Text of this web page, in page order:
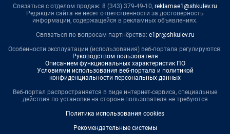
Связаться с отделом продаж: 8 (343) 379-49-10, reklamae1@shkulev.ru
Редакция сайта не несет ответственности за достоверность
информации, содержащейся в рекламных объявлениях.
Связаться по вопросам партнёрства: e1pr@shkulev.ru
Особенности эксплуатации (использования) веб-портала регулируются:
Руководством пользователя
Описанием функциональных характеристик ПО
Условиями использования веб-портала и политикой
конфиденциальности персональных данных
Веб-портал распространяется в виде интернет-сервиса, специальные
действия по установке на стороне пользователя не требуются
Политика использования cookies
Рекомендательные системы